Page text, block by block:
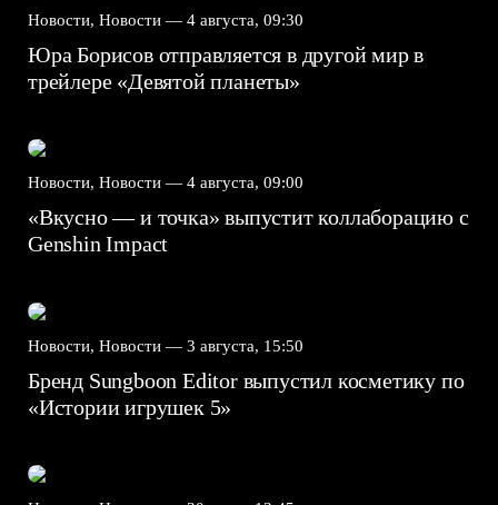
Новости, Новости — 4 августа, 09:30
Юра Борисов отправляется в другой мир в
трейлере «Девятой планеты»
Новости, Новости — 4 августа, 09:00
«Вкусно — и точка» выпустит коллаборацию с
Genshin Impact⁠⁠
Новости, Новости — 3 августа, 15:50
Бренд Sungboon Editor выпустил косметику по
«Истории игрушек 5»